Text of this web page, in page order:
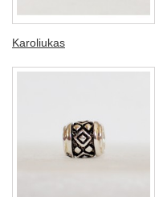
Karoliukas